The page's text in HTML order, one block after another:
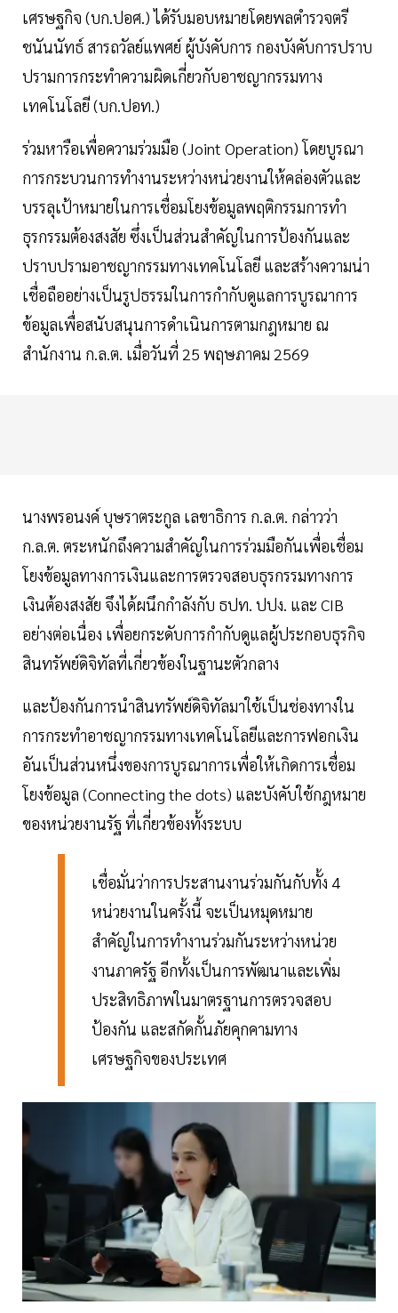
เศรษฐกิจ (บก.ปอศ.) ได้รับมอบหมายโดยพลตำรวจตรี
ชนันนัทธ์ สารถวัลย์แพศย์ ผู้บังคับการ กองบังคับการปราบ
ปรามการกระทำความผิดเกี่ยวกับอาชญากรรมทาง
เทคโนโลยี (บก.ปอท.)
ร่วมหารือเพื่อความร่วมมือ (Joint Operation) โดยบูรณา
การกระบวนการทำงานระหว่างหน่วยงานให้คล่องตัวและ
บรรลุเป้าหมายในการเชื่อมโยงข้อมูลพฤติกรรมการทำ
ธุรกรรมต้องสงสัย ซึ่งเป็นส่วนสำคัญในการป้องกันและ
ปราบปรามอาชญากรรมทางเทคโนโลยี และสร้างความน่า
เชื่อถืออย่างเป็นรูปธรรมในการกำกับดูแลการบูรณาการ
ข้อมูลเพื่อสนับสนุนการดำเนินการตามกฎหมาย ณ
สำนักงาน ก.ล.ต. เมื่อวันที่ 25 พฤษภาคม 2569
นางพรอนงค์ บุษราตระกูล เลขาธิการ ก.ล.ต. กล่าวว่า
ก.ล.ต. ตระหนักถึงความสำคัญในการร่วมมือกันเพื่อเชื่อม
โยงข้อมูลทางการเงินและการตรวจสอบธุรกรรมทางการ
เงินต้องสงสัย จึงได้ผนึกกำลังกับ ธปท. ปปง. และ CIB
อย่างต่อเนื่อง เพื่อยกระดับการกำกับดูแลผู้ประกอบธุรกิจ
สินทรัพย์ดิจิทัลที่เกี่ยวข้องในฐานะตัวกลาง
และป้องกันการนำสินทรัพย์ดิจิทัลมาใช้เป็นช่องทางใน
การกระทำอาชญากรรมทางเทคโนโลยีและการฟอกเงิน
อันเป็นส่วนหนึ่งของการบูรณาการเพื่อให้เกิดการเชื่อม
โยงข้อมูล (Connecting the dots) และบังคับใช้กฎหมาย
ของหน่วยงานรัฐ ที่เกี่ยวข้องทั้งระบบ
เชื่อมั่นว่าการประสานงานร่วมกันกับทั้ง 4
หน่วยงานในครั้งนี้ จะเป็นหมุดหมาย
สำคัญในการทำงานร่วมกันระหว่างหน่วย
งานภาครัฐ อีกทั้งเป็นการพัฒนาและเพิ่ม
ประสิทธิภาพในมาตรฐานการตรวจสอบ
ป้องกัน และสกัดกั้นภัยคุกคามทาง
เศรษฐกิจของประเทศ